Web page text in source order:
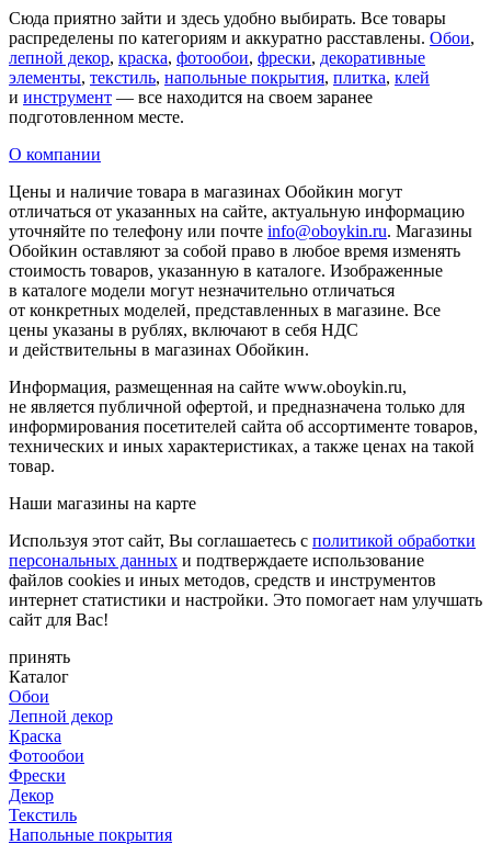
Сюда приятно зайти и здесь удобно выбирать. Все товары
распределены по категориям и аккуратно расставлены. Обои,
лепной декор, краска, фотообои, фрески, декоративные
элементы, текстиль, напольные покрытия, плитка, клей
и инструмент — все находится на своем заранее
подготовленном месте.
О компании
Цены и наличие товара в магазинах Обойкин могут
отличаться от указанных на сайте, актуальную информацию
уточняйте по телефону или почте info@oboykin.ru. Магазины
Обойкин оставляют за собой право в любое время изменять
стоимость товаров, указанную в каталоге. Изображенные
в каталоге модели могут незначительно отличаться
от конкретных моделей, представленных в магазине. Все
цены указаны в рублях, включают в себя НДС
и действительны в магазинах Обойкин.
Информация, размещенная на сайте www.oboykin.ru,
не является публичной офертой, и предназначена только для
информирования посетителей сайта об ассортименте товаров,
технических и иных характеристиках, а также ценах на такой
товар.
Наши магазины на карте
Используя этот сайт, Вы соглашаетесь с политикой обработки
персональных данных и подтверждаете использование
файлов cookies и иных методов, средств и инструментов
интернет статистики и настройки. Это помогает нам улучшать
сайт для Вас!
принять
Каталог
Обои
Лепной декор
Краска
Фотообои
Фрески
Декор
Текстиль
Напольные покрытия